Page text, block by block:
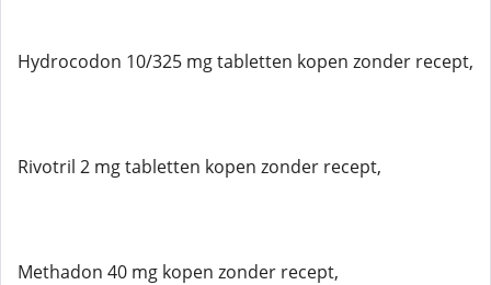
Hydrocodon 10/325 mg tabletten kopen zonder recept,
Rivotril 2 mg tabletten kopen zonder recept,
Methadon 40 mg kopen zonder recept,